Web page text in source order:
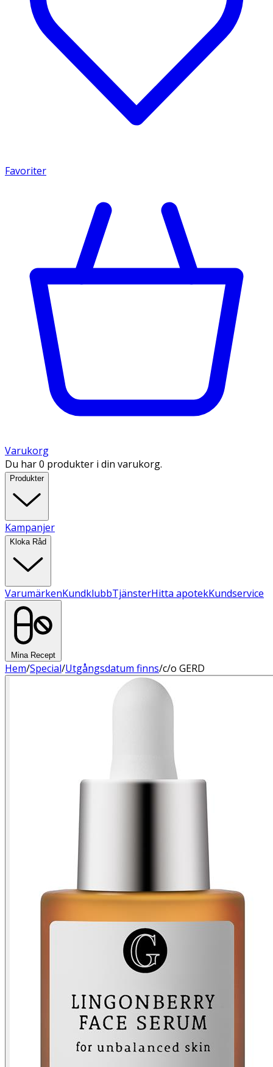
Favoriter
Varukorg
Du har 0 produkter i din varukorg.
Produkter
Kampanjer
Kloka Råd
VarumärkenKundklubbTjänsterHitta apotekKundservice
Mina Recept
Hem/Special/Utgångsdatum finns/c/o GERD